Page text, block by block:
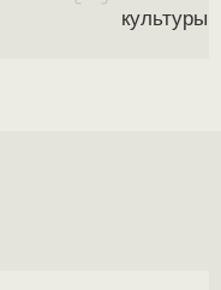
культуры